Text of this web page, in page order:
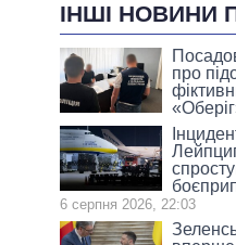
ІНШІ НОВИНИ
про
6 серпня 2026, 22:03